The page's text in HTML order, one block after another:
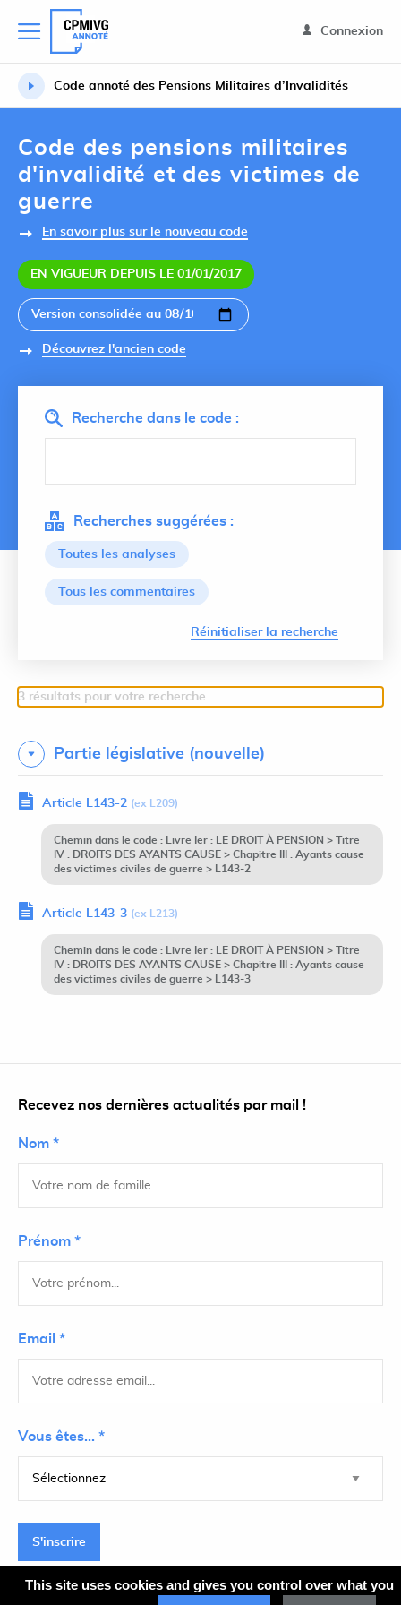
Connexion
Code annoté des Pensions Militaires d’Invalidités
Code des pensions militaires
d'invalidité et des victimes de
guerre
En savoir plus sur le nouveau code
EN VIGUEUR DEPUIS LE 01/01/2017
Découvrez l'ancien code
Recherche dans le code :
Recherches suggérées :
Toutes les analyses
Tous les commentaires
Réinitialiser la recherche
3 résultats pour votre recherche
Partie législative (nouvelle)
Article L143-2 (ex L209)
Chemin dans le code : Livre Ier : LE DROIT À PENSION > Titre
IV : DROITS DES AYANTS CAUSE > Chapitre III : Ayants cause
des victimes civiles de guerre > L143-2
Article L143-3 (ex L213)
Chemin dans le code : Livre Ier : LE DROIT À PENSION > Titre
IV : DROITS DES AYANTS CAUSE > Chapitre III : Ayants cause
des victimes civiles de guerre > L143-3
Recevez nos dernières actualités par mail !
Nom *
Prénom *
Email *
Vous êtes... *
S'inscrire
This site uses cookies and gives you control over what you